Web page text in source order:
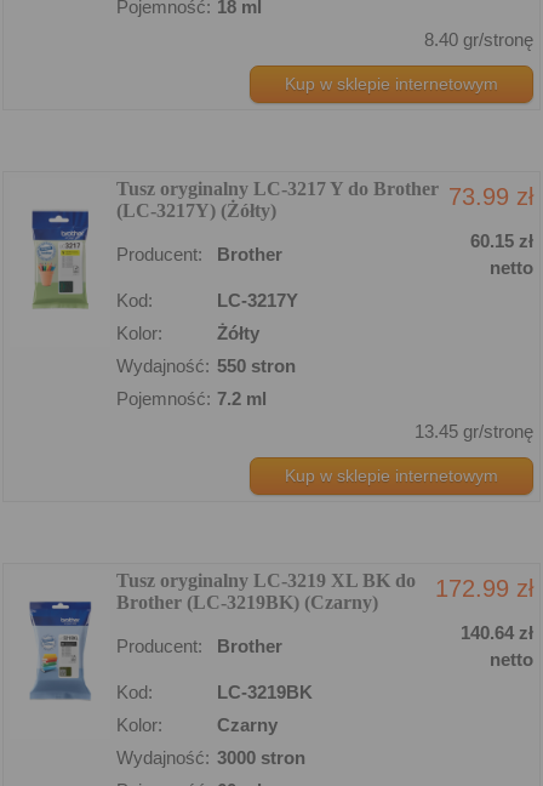
Pojemność: 18 ml
8.40 gr/stronę
Kup w sklepie internetowym
Tusz oryginalny LC-3217 Y do Brother
(LC-3217Y) (Żółty)
73.99 zł
Producent: Brother
60.15 zł
netto
Kod:
LC-3217Y
Kolor:
Żółty
Wydajność: 550 stron
Pojemność: 7.2 ml
13.45 gr/stronę
Kup w sklepie internetowym
Tusz oryginalny LC-3219 XL BK do
Brother (LC-3219BK) (Czarny)
172.99 zł
Producent: Brother
140.64 zł
netto
Kod:
LC-3219BK
Kolor:
Czarny
Wydajność: 3000 stron